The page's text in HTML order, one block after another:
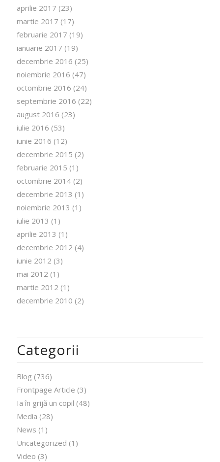
aprilie 2017 (23)
martie 2017 (17)
februarie 2017 (19)
ianuarie 2017 (19)
decembrie 2016 (25)
noiembrie 2016 (47)
octombrie 2016 (24)
septembrie 2016 (22)
august 2016 (23)
iulie 2016 (53)
iunie 2016 (12)
decembrie 2015 (2)
februarie 2015 (1)
octombrie 2014(2)
decembrie 2013 (1)
noiembrie 2013 (1)
iulie 2013 (1)
aprilie 2013 (1)
decembrie 2012 (4)
iunie 2012 (3)
mai 2012 (1)
martie 2012 (1)
decembrie 2010 (2)
Categorii
Blog (736)
Frontpage Article (3)
Ia în grijă un copil (48)
Media (28)
News (1)
Uncategorized (1)
Video (3)